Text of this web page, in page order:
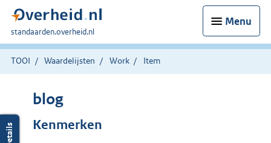
Menu
U
bent
hier:
standaarden.overheid.nl
TOOI Waardelijsten Work Item
blog
Kenmerken